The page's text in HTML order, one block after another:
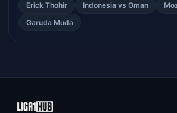
Erick Thohir
Indonesia vs Oman
Garuda Muda